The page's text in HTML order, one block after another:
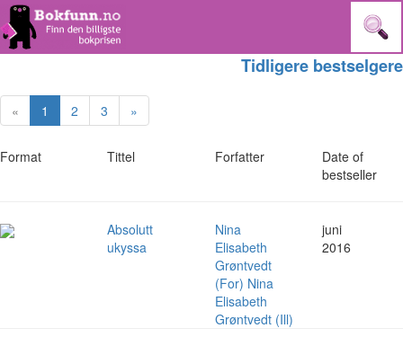
Tidligere bestselgere
« 1 2 3 »
Format Tittel Forfatter
Date of
bestseller
Absolutt
ukyssa
Nina
Elisabeth
Grøntvedt
(For) Nina
Elisabeth
Grøntvedt (Ill)
juni
2016